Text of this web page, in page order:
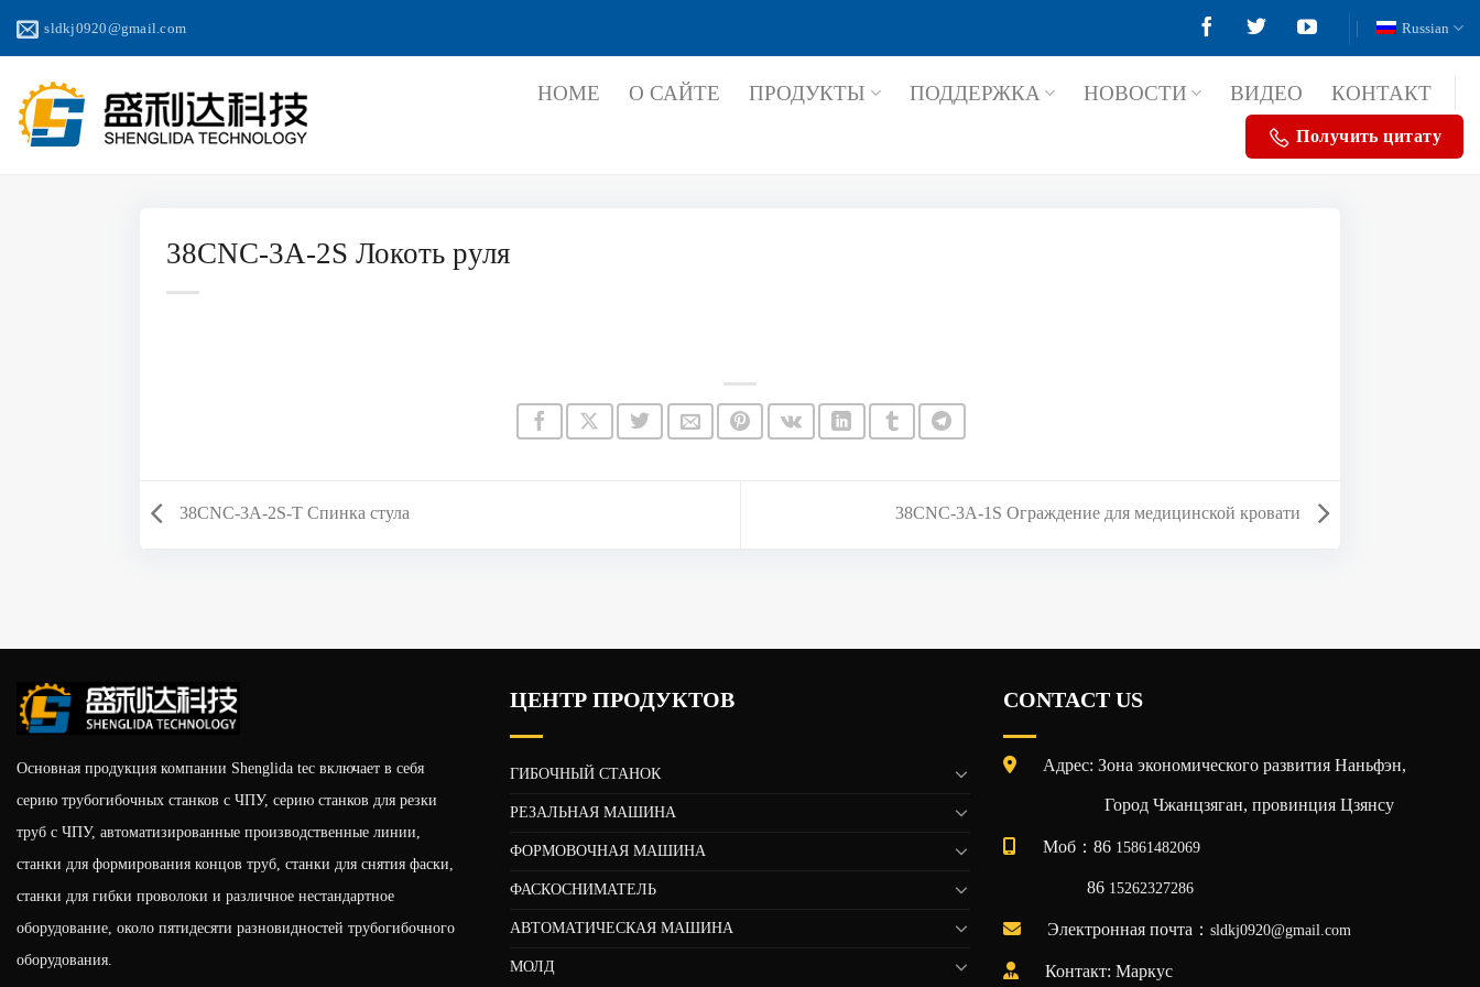
sldkj0920@gmail.com Russian
HOME О САЙТЕ ПРОДУКТЫ ПОДДЕРЖКА НОВОСТИ ВИДЕО КОНТАКТ
Получить цитату
38CNC-3A-2S Локоть руля
38CNC-3A-2S-T Спинка стула 38CNC-3A-1S Ограждение для медицинской кровати
Основная продукция компании Shenglida tec включает в себя
серию трубогибочных станков с ЧПУ, серию станков для резки
труб с ЧПУ, автоматизированные производственные линии,
станки для формирования концов труб, станки для снятия фаски,
станки для гибки проволоки и различное нестандартное
оборудование, около пятидесяти разновидностей трубогибочного
оборудования.
ЦЕНТР ПРОДУКТОВ
ГИБОЧНЫЙ СТАНОК
РЕЗАЛЬНАЯ МАШИНА
ФОРМОВОЧНАЯ МАШИНА
ФАСКОСНИМАТЕЛЬ
АВТОМАТИЧЕСКАЯ МАШИНА
МОЛД
CONTACT US
Адрес: Зона экономического развития Наньфэн,
Город Чжанцзяган, провинция Цзянсу
Моб：86 15861482069
86 15262327286
Электронная почта： sldkj0920@gmail.com
Контакт: Маркус